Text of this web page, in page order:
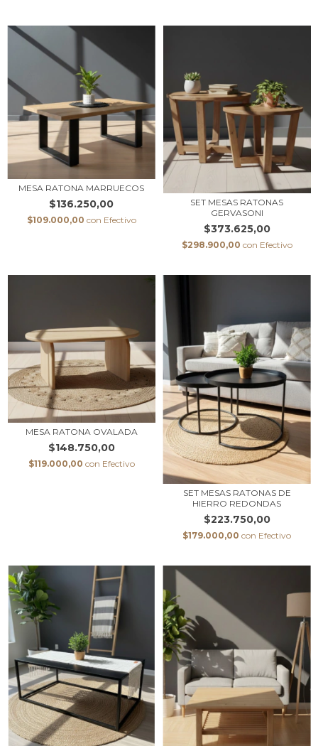
MESA RATONA MARRUECOS
$136.250,00
$109.000,00 con Efectivo
SET MESAS RATONAS
GERVASONI
$373.625,00
$298.900,00 con Efectivo
MESA RATONA OVALADA
$148.750,00
$119.000,00 con Efectivo
SET MESAS RATONAS DE
HIERRO REDONDAS
$223.750,00
$179.000,00 con Efectivo